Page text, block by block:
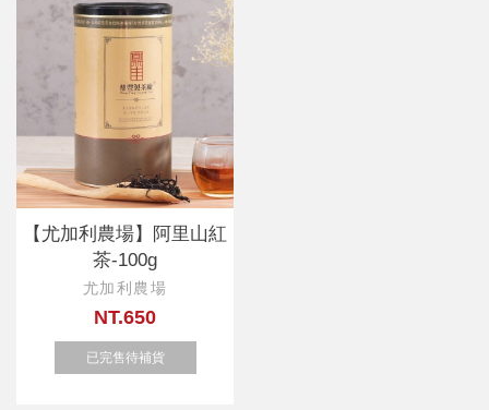
【尤加利農場】阿里山紅
茶-100g
尤加利農場
NT.650
已完售待補貨